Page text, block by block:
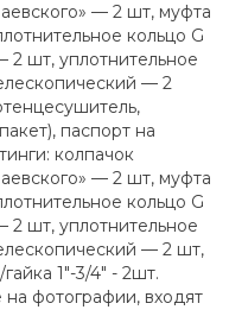
— 2 шт, муфта
кольцо G
2 шт, уплотнительное
— 2
паспорт на
колпачок
— 2 шт, муфта
кольцо G
2 шт, уплотнительное
— 2 шт,
1"-3/4" - 2шт.
фотографии, входят